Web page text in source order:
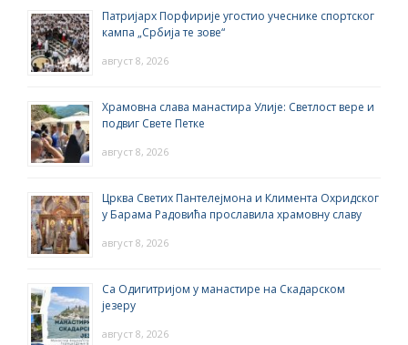
Патријарх Порфирије угостио учеснике спортског
кампа „Србија те зове“
август 8, 2026
Храмовна слава манастира Улије: Светлост вере и
подвиг Свете Петке
август 8, 2026
Црква Светих Пантелејмона и Климента Охридског
у Барама Радовића прославила храмовну славу
август 8, 2026
Са Одигитријом у манастире на Скадарском
језеру
август 8, 2026